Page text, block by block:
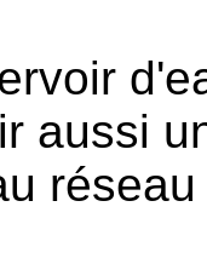
aussi